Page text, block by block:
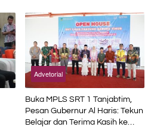
Skill Contest
Advetorial
Buka MPLS SRT 1 Tanjabtim,
Pesan Gubernur Al Haris: Tekun
Belajar dan Terima Kasih ke